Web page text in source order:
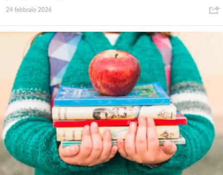
24 febbraio 2026